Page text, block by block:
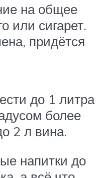
на общее
или сигарет.
придётся
до 1 литра
более
2 л вина.
напитки до